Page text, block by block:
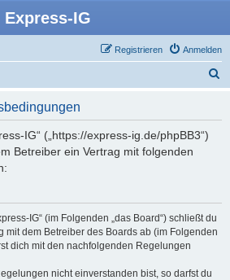
Express-IG
Anmelden
Registrieren
IG“ („https://express-ig.de/phpBB3“)
Betreiber ein Vertrag mit folgenden
IG“ (im Folgenden „das Board“) schließt du
mit dem Betreiber des Boards ab (im Folgenden
dich mit den nachfolgenden Regelungen
nicht einverstanden bist, so darfst du